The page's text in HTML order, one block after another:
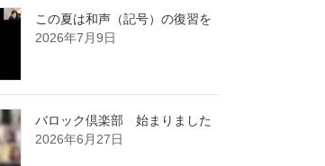
この夏は和声（記号）の復習を
2026年7月9日
バロック倶楽部 始まりました
2026年6月27日